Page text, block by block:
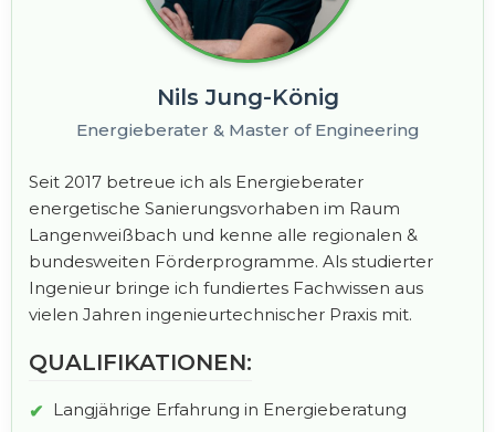
Nils Jung-König
Energieberater & Master of Engineering
Seit 2017 betreue ich als Energieberater
energetische Sanierungsvorhaben im Raum
Langenweißbach und kenne alle regionalen &
bundesweiten Förderprogramme. Als studierter
Ingenieur bringe ich fundiertes Fachwissen aus
vielen Jahren ingenieurtechnischer Praxis mit.
QUALIFIKATIONEN:
Langjährige Erfahrung in Energieberatung